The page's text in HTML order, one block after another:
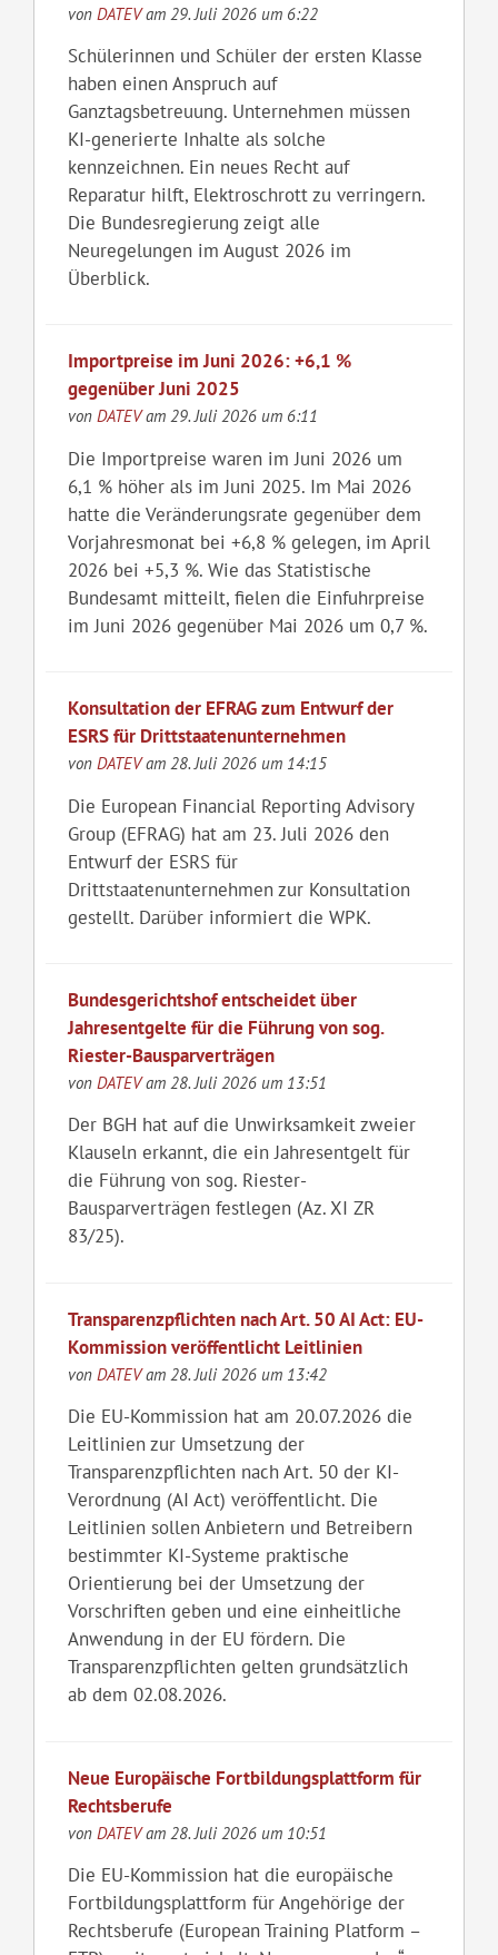
von DATEVam 29. Juli 2026 um 6:22
Schülerinnen und Schüler der ersten Klasse
haben einen Anspruch auf
Ganztagsbetreuung. Unternehmen müssen
KI-generierte Inhalte als solche
kennzeichnen. Ein neues Recht auf
Reparatur hilft, Elektroschrott zu verringern.
Die Bundesregierung zeigt alle
Neuregelungen im August 2026 im
Überblick.
Importpreise im Juni 2026: +6,1 %
gegenüber Juni 2025
von DATEVam 29. Juli 2026 um 6:11
Die Importpreise waren im Juni 2026 um
6,1 % höher als im Juni 2025. Im Mai 2026
hatte die Veränderungsrate gegenüber dem
Vorjahresmonat bei +6,8 % gelegen, im April
2026 bei +5,3 %. Wie das Statistische
Bundesamt mitteilt, fielen die Einfuhrpreise
im Juni 2026 gegenüber Mai 2026 um 0,7 %.
Konsultation der EFRAG zum Entwurf der
ESRS für Drittstaatenunternehmen
von DATEVam 28. Juli 2026 um 14:15
Die European Financial Reporting Advisory
Group (EFRAG) hat am 23. Juli 2026 den
Entwurf der ESRS für
Drittstaatenunternehmen zur Konsultation
gestellt. Darüber informiert die WPK.
Bundesgerichtshof entscheidet über
Jahresentgelte für die Führung von sog.
Riester-Bausparverträgen
von DATEVam 28. Juli 2026 um 13:51
Der BGH hat auf die Unwirksamkeit zweier
Klauseln erkannt, die ein Jahresentgelt für
die Führung von sog. Riester-
Bausparverträgen festlegen (Az. XI ZR
83/25).
Transparenzpflichten nach Art. 50 AI Act: EU-
Kommission veröffentlicht Leitlinien
von DATEVam 28. Juli 2026 um 13:42
Die EU-Kommission hat am 20.07.2026 die
Leitlinien zur Umsetzung der
Transparenzpflichten nach Art. 50 der KI-
Verordnung (AI Act) veröffentlicht. Die
Leitlinien sollen Anbietern und Betreibern
bestimmter KI-Systeme praktische
Orientierung bei der Umsetzung der
Vorschriften geben und eine einheitliche
Anwendung in der EU fördern. Die
Transparenzpflichten gelten grundsätzlich
ab dem 02.08.2026.
Neue Europäische Fortbildungsplattform für
Rechtsberufe
von DATEVam 28. Juli 2026 um 10:51
Die EU-Kommission hat die europäische
Fortbildungsplattform für Angehörige der
Rechtsberufe (European Training Platform –